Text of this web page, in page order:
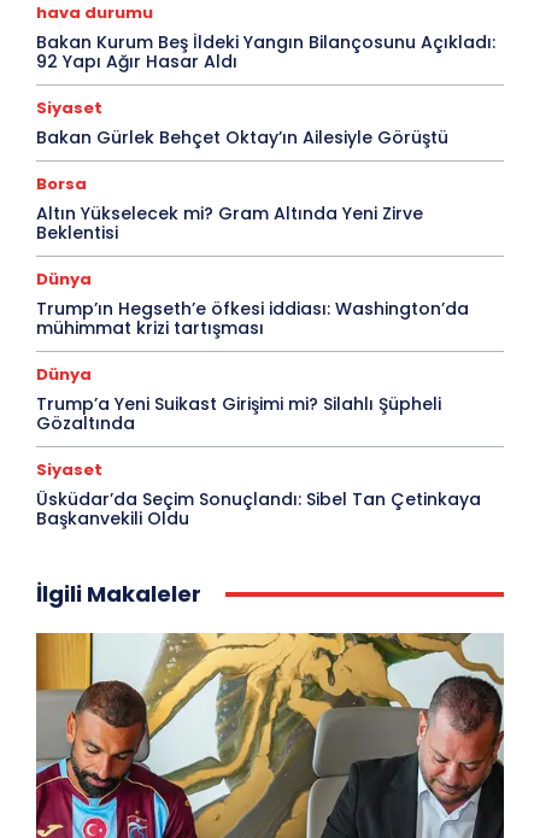
hava durumu
Bakan Kurum Beş İldeki Yangın Bilançosunu Açıkladı:
92 Yapı Ağır Hasar Aldı
Siyaset
Bakan Gürlek Behçet Oktay’ın Ailesiyle Görüştü
Borsa
Altın Yükselecek mi? Gram Altında Yeni Zirve
Beklentisi
Dünya
Trump’ın Hegseth’e öfkesi iddiası: Washington’da
mühimmat krizi tartışması
Dünya
Trump’a Yeni Suikast Girişimi mi? Silahlı Şüpheli
Gözaltında
Siyaset
Üsküdar’da Seçim Sonuçlandı: Sibel Tan Çetinkaya
Başkanvekili Oldu
İlgili Makaleler